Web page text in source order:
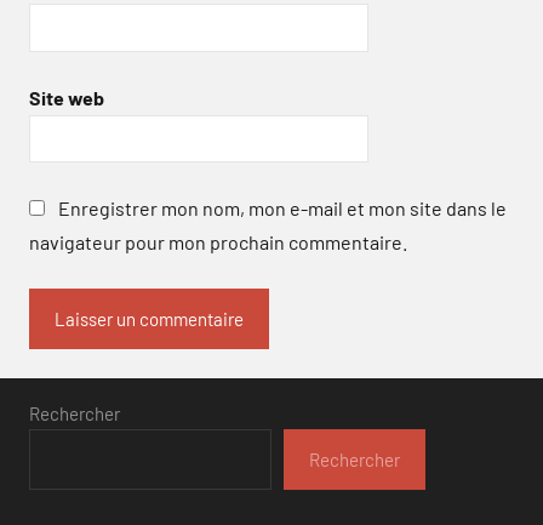
Site web
Enregistrer mon nom, mon e-mail et mon site dans le
navigateur pour mon prochain commentaire.
Rechercher
Rechercher